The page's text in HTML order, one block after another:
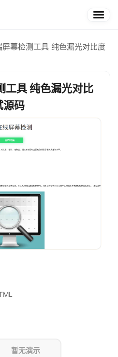
屏幕检测工具 纯色漏光对比度
工具 纯色漏光对比
源码
暂无演示